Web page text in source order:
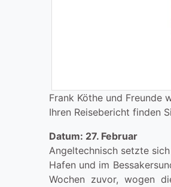
Frank Köthe und Freunde
Ihren Reisebericht finden
Datum: 27. Februar
Angeltechnisch setzte
Hafen und im
Wochen zuvor, wogen